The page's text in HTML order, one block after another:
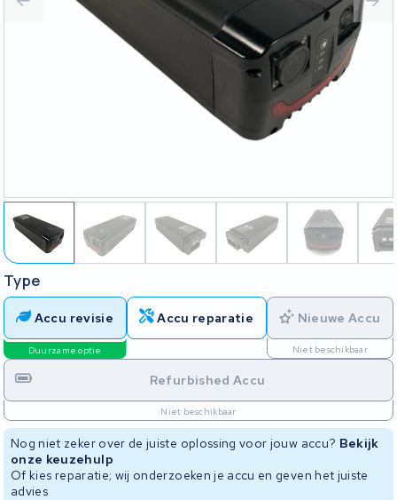
Type
Accu revisie
Duurzame optie
Accu reparatie Nieuwe Accu
Niet beschikbaar
Refurbished Accu
Niet beschikbaar
Nog niet zeker over de juiste oplossing voor jouw accu? Bekijk
onze keuzehulp
Of kies reparatie; wij onderzoeken je accu en geven het juiste
advies